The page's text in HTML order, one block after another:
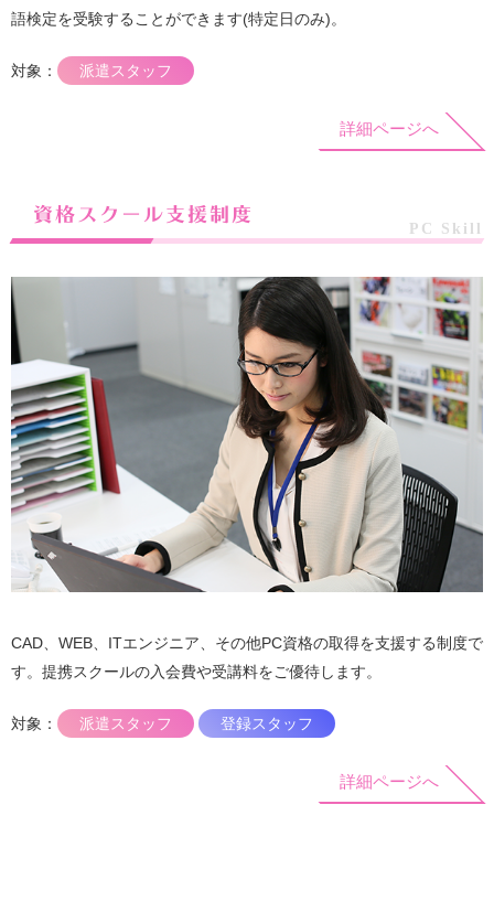
語検定を受験することができます(特定日のみ)。
対象： 派遣スタッフ
詳細ページへ
資格スクール支援制度
PC Skill
CAD、WEB、ITエンジニア、その他PC資格の取得を支援する制度で
す。提携スクールの入会費や受講料をご優待します。
対象： 派遣スタッフ 登録スタッフ
詳細ページへ